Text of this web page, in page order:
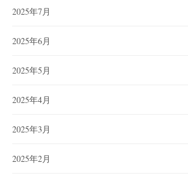
2025年7月
2025年6月
2025年5月
2025年4月
2025年3月
2025年2月